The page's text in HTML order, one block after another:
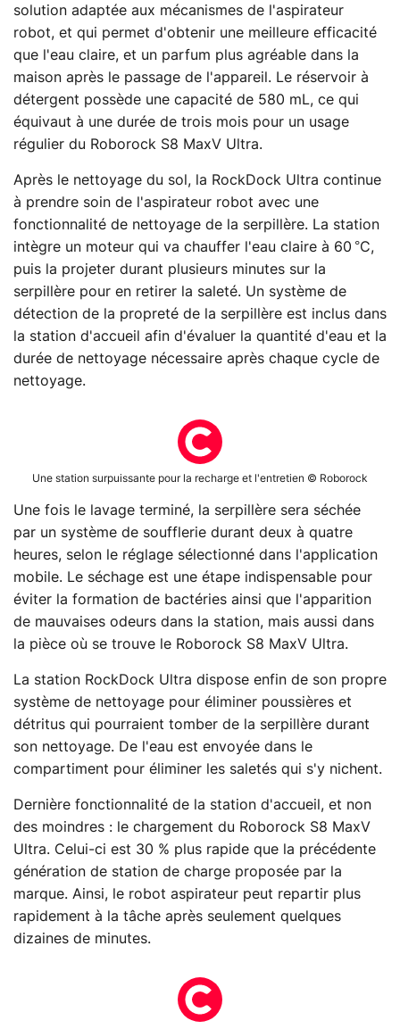
solution adaptée aux mécanismes de l'aspirateur
robot, et qui permet d'obtenir une meilleure efficacité
que l'eau claire, et un parfum plus agréable dans la
maison après le passage de l'appareil. Le réservoir à
détergent possède une capacité de 580 mL, ce qui
équivaut à une durée de trois mois pour un usage
régulier du Roborock S8 MaxV Ultra.
Après le nettoyage du sol, la RockDock Ultra continue
à prendre soin de l'aspirateur robot avec une
fonctionnalité de nettoyage de la serpillère. La station
intègre un moteur qui va chauffer l'eau claire à 60 °C,
puis la projeter durant plusieurs minutes sur la
serpillère pour en retirer la saleté. Un système de
détection de la propreté de la serpillère est inclus dans
la station d'accueil afin d'évaluer la quantité d'eau et la
durée de nettoyage nécessaire après chaque cycle de
nettoyage.
Une station surpuissante pour la recharge et l'entretien © Roborock
Une fois le lavage terminé, la serpillère sera séchée
par un système de soufflerie durant deux à quatre
heures, selon le réglage sélectionné dans l'application
mobile. Le séchage est une étape indispensable pour
éviter la formation de bactéries ainsi que l'apparition
de mauvaises odeurs dans la station, mais aussi dans
la pièce où se trouve le Roborock S8 MaxV Ultra.
La station RockDock Ultra dispose enfin de son propre
système de nettoyage pour éliminer poussières et
détritus qui pourraient tomber de la serpillère durant
son nettoyage. De l'eau est envoyée dans le
compartiment pour éliminer les saletés qui s'y nichent.
Dernière fonctionnalité de la station d'accueil, et non
des moindres : le chargement du Roborock S8 MaxV
Ultra. Celui-ci est 30 % plus rapide que la précédente
génération de station de charge proposée par la
marque. Ainsi, le robot aspirateur peut repartir plus
rapidement à la tâche après seulement quelques
dizaines de minutes.